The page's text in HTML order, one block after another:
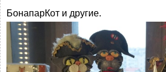
БонапарКот и другие.